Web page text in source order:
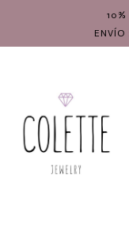
10%
ENVÍO